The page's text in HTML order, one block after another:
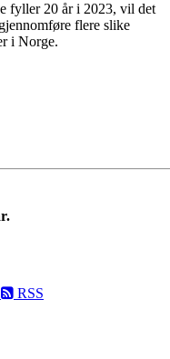
fyller 20 år i 2023, vil det
flere slike
i Norge.
RSS